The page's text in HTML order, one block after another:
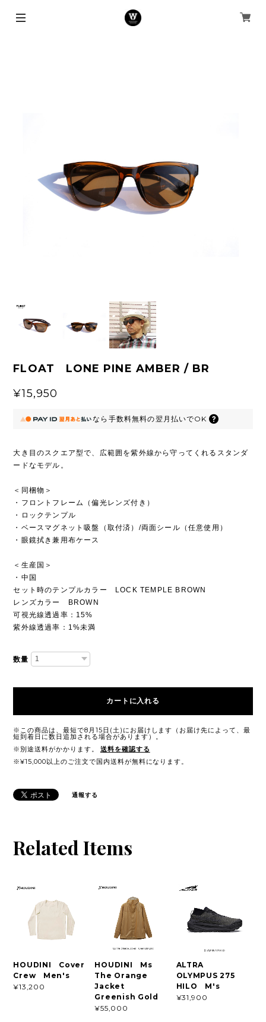
FLOAT LONE PINE AMBER / BR
¥15,950
なら 手数料無料の翌月払いでOK
大き目のスクエア型で、広範囲を紫外線から守ってくれるスタンダ
ードなモデル。
＜同梱物＞
・フロントフレーム（偏光レンズ付き）
・ロックテンプル
・ベースマグネット吸盤（取付済）/両面シール（任意使用）
・眼鏡拭き兼用布ケース
＜生産国＞
・中国
セット時のテンプルカラー LOCK TEMPLE BROWN
レンズカラー BROWN
可視光線透過率：15%
紫外線透過率：1%未満
数量
カートに入れる
※この商品は、最短で8月15日(土)にお届けします（お届け先によって、最
短到着日に数日追加される場合があります）。
※別途送料がかかります。
送料を確認する
※¥15,000以上のご注文で国内送料が無料になります。
通報する
Related Items
HOUDINI Cover
Crew Men's
¥13,200
HOUDINI Ms
The Orange
Jacket
Greenish Gold
¥55,000
ALTRA
OLYMPUS 275
HILO M's
¥31,900